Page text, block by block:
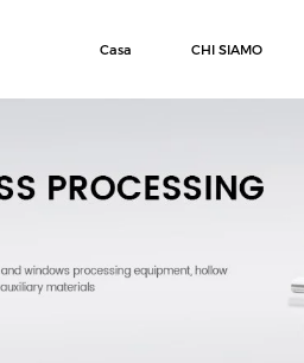
Casa CHI SIAMO